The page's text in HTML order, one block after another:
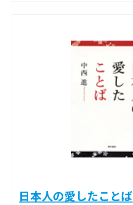
日本人の愛したことば